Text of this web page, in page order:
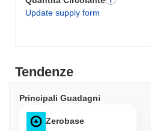
Update supply form
Tendenze
Principali Guadagni
Zerobase